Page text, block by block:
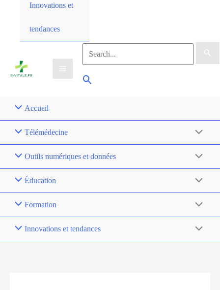
Innovations et
tendances
Accueil
Télémédecine
Outils numériques et données
Éducation
Formation
Innovations et tendances